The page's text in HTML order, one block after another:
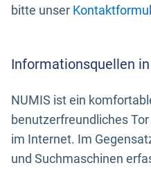
bitte unser
Informationsquellen in
NUMIS ist ein
benutzerfreundliches
im Internet. Im
und Suchmaschinen